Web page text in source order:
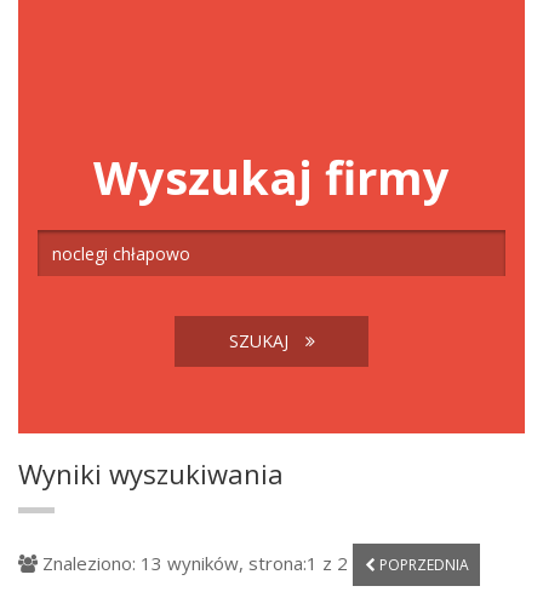
Wyszukaj firmy
SZUKAJ
Wyniki wyszukiwania
Znaleziono: 13 wyników, strona:1 z 2 POPRZEDNIA